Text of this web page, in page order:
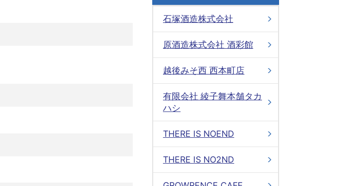
石塚酒造株式会社
原酒造株式会社 酒彩館
越後みそ西 西本町店
有限会社 綾子舞本舗タカ
ハシ
THERE IS NOEND
THERE IS NO2ND